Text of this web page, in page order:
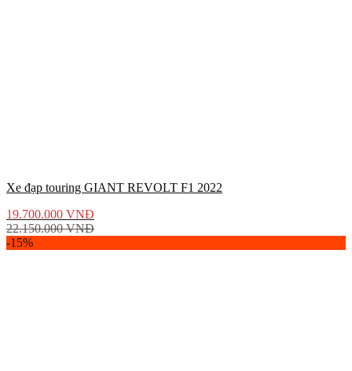
Xe đạp touring GIANT REVOLT F1 2022
19.700.000 VNĐ
22.150.000VNĐ
-15%